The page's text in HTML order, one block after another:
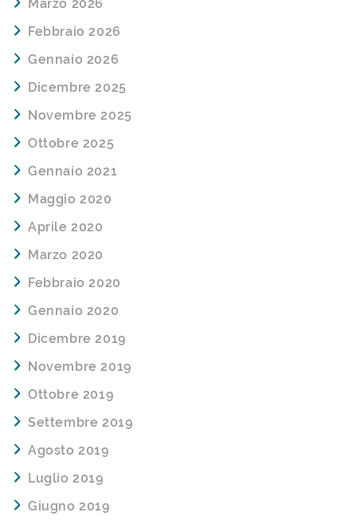
Marzo 2026
Febbraio 2026
Gennaio 2026
Dicembre 2025
Novembre 2025
Ottobre 2025
Gennaio 2021
Maggio 2020
Aprile 2020
Marzo 2020
Febbraio 2020
Gennaio 2020
Dicembre 2019
Novembre 2019
Ottobre 2019
Settembre 2019
Agosto 2019
Luglio 2019
Giugno 2019